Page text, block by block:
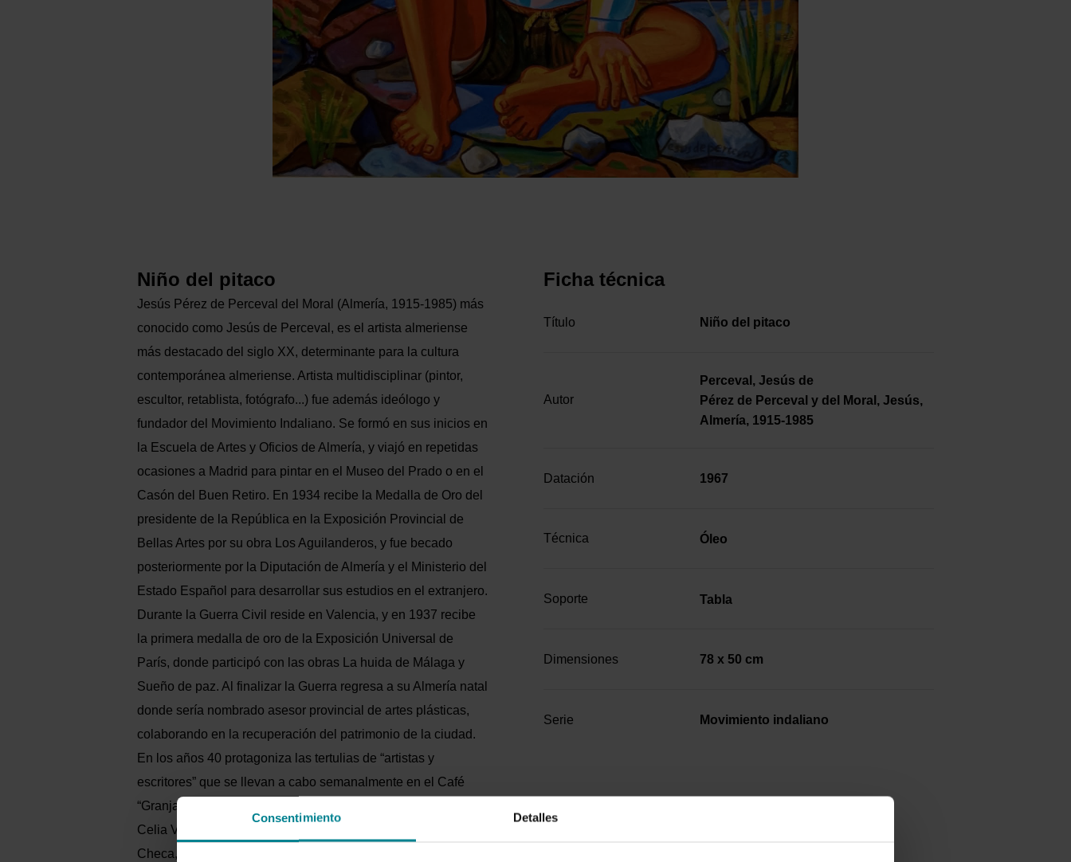
Consentimiento Detalles
Niño del pitaco
Jesús Pérez de Perceval del Moral (Almería, 1915-1985) más
conocido como Jesús de Perceval, es el artista almeriense
más destacado del siglo XX, determinante para la cultura
contemporánea almeriense. Artista multidisciplinar (pintor,
escultor, retablista, fotógrafo...) fue además ideólogo y
fundador del Movimiento Indaliano. Se formó en sus inicios en
la Escuela de Artes y Oficios de Almería, y viajó en repetidas
ocasiones a Madrid para pintar en el Museo del Prado o en el
Casón del Buen Retiro. En 1934 recibe la Medalla de Oro del
presidente de la República en la Exposición Provincial de
Bellas Artes por su obra Los Aguilanderos, y fue becado
posteriormente por la Diputación de Almería y el Ministerio del
Estado Español para desarrollar sus estudios en el extranjero.
Durante la Guerra Civil reside en Valencia, y en 1937 recibe
la primera medalla de oro de la Exposición Universal de
París, donde participó con las obras La huida de Málaga y
Sueño de paz. Al finalizar la Guerra regresa a su Almería natal
donde sería nombrado asesor provincial de artes plásticas,
colaborando en la recuperación del patrimonio de la ciudad.
En los años 40 protagoniza las tertulias de “artistas y
escritores” que se llevan a cabo semanalmente en el Café
“Granja Balear” donde acuden intelectuales de la talla de
Celia Viñas, profesora y escritora, y jóvenes pintores (Cantón
Checa, Cañadas, Capuleto…) de la Escuela de Artes y
Ficha técnica
Título Niño del pitaco
Autor
Perceval, Jesús de
Pérez de Perceval y del Moral, Jesús,
Almería, 1915-1985
Datación 1967
Técnica Óleo
Soporte Tabla
Dimensiones 78 x 50 cm
Serie Movimiento indaliano